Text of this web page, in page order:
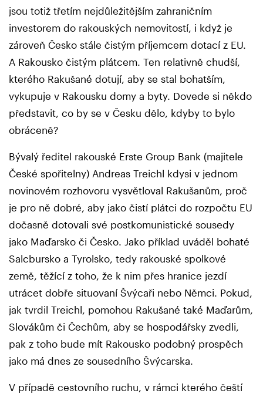
jsou totiž třetím nejdůležitějším zahraničním
investorem do rakouských nemovitostí, i když je
zároveň Česko stále čistým příjemcem dotací z EU.
A Rakousko čistým plátcem. Ten relativně chudší,
kterého Rakušané dotují, aby se stal bohatším,
vykupuje v Rakousku domy a byty. Dovede si někdo
představit, co by se v Česku dělo, kdyby to bylo
obráceně?
Bývalý ředitel rakouské Erste Group Bank (majitele
České spořitelny) Andreas Treichl kdysi v jednom
novinovém rozhovoru vysvětloval Rakušanům, proč
je pro ně dobré, aby jako čistí plátci do rozpočtu EU
dočasně dotovali své postkomunistické sousedy
jako Maďarsko či Česko. Jako příklad uváděl bohaté
Salcbursko a Tyrolsko, tedy rakouské spolkové
země, těžící z toho, že k nim přes hranice jezdí
utrácet dobře situovaní Švýcaři nebo Němci. Pokud,
jak tvrdil Treichl, pomohou Rakušané také Maďarům,
Slovákům či Čechům, aby se hospodářsky zvedli,
pak z toho bude mít Rakousko podobný prospěch
jako má dnes ze sousedního Švýcarska.
V případě cestovního ruchu, v rámci kterého čeští